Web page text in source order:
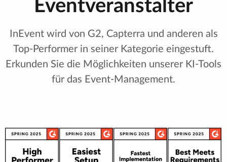
Eventveranstalter
InEvent wird von G2, Capterra und anderen als
Top-Performer in seiner Kategorie eingestuft.
Erkunden Sie die Möglichkeiten unserer KI-Tools
für das Event-Management.